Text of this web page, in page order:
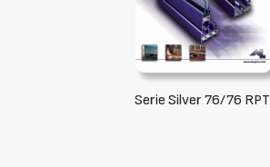
Serie Silver 76/76 RPT